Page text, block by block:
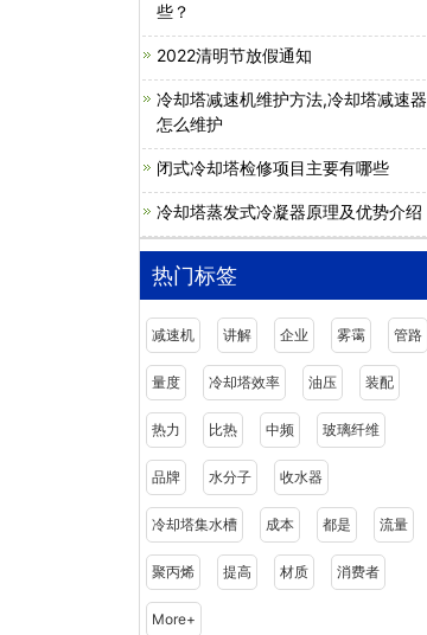
些？
2022清明节放假通知
冷却塔减速机维护方法,冷却塔减速器
怎么维护
闭式冷却塔检修项目主要有哪些
冷却塔蒸发式冷凝器原理及优势介绍
热门标签
减速机 讲解 企业 雾霭 管路
量度 冷却塔效率 油压 装配
热力 比热 中频 玻璃纤维
品牌 水分子 收水器
冷却塔集水槽 成本 都是 流量
聚丙烯 提高 材质 消费者
More+